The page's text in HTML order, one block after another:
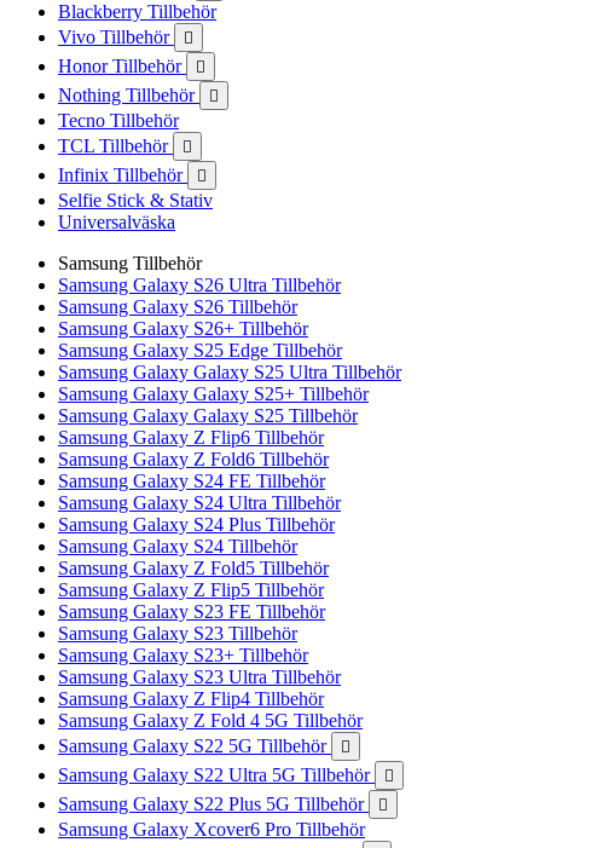
Blackberry Tillbehör
Vivo Tillbehör

Honor Tillbehör 
Nothing Tillbehör 
Tecno Tillbehör
TCL Tillbehör

Infinix Tillbehör 
Selfie Stick & Stativ
Universalväska
Samsung Tillbehör
Samsung Galaxy S26 Ultra Tillbehör
Samsung Galaxy S26 Tillbehör
Samsung Galaxy S26+ Tillbehör
Samsung Galaxy S25 Edge Tillbehör
Samsung Galaxy Galaxy S25 Ultra Tillbehör
Samsung Galaxy Galaxy S25+ Tillbehör
Samsung Galaxy Galaxy S25 Tillbehör
Samsung Galaxy Z Flip6 Tillbehör
Samsung Galaxy Z Fold6 Tillbehör
Samsung Galaxy S24 FE Tillbehör
Samsung Galaxy S24 Ultra Tillbehör
Samsung Galaxy S24 Plus Tillbehör
Samsung Galaxy S24 Tillbehör
Samsung Galaxy Z Fold5 Tillbehör
Samsung Galaxy Z Flip5 Tillbehör
Samsung Galaxy S23 FE Tillbehör
Samsung Galaxy S23 Tillbehör
Samsung Galaxy S23+ Tillbehör
Samsung Galaxy S23 Ultra Tillbehör
Samsung Galaxy Z Flip4 Tillbehör
Samsung Galaxy Z Fold 4 5G Tillbehör
Samsung Galaxy S22 5G Tillbehör

Samsung Galaxy S22 Ultra 5G Tillbehör 
Samsung Galaxy S22 Plus 5G Tillbehör 
Samsung Galaxy Xcover6 Pro Tillbehör